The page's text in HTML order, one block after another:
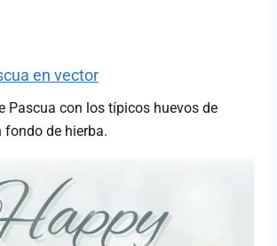
en vector
Pascua con los típicos huevos de
fondo de hierba.